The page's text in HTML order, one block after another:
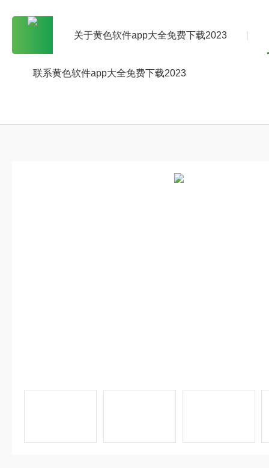
关于黄色软件app大全免费下载2023
联系黄色软件app大全免费下载2023